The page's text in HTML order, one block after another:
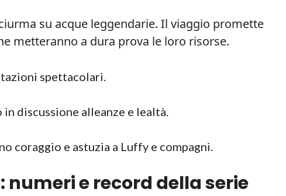
su acque leggendarie. Il viaggio promette
metteranno a dura prova le loro risorse.
spettacolari.
discussione alleanze e lealtà.
coraggio e astuzia a Luffy e compagni.
e record della serie